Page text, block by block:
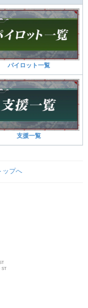
パイロット一覧
支援一覧
ップへ
ST